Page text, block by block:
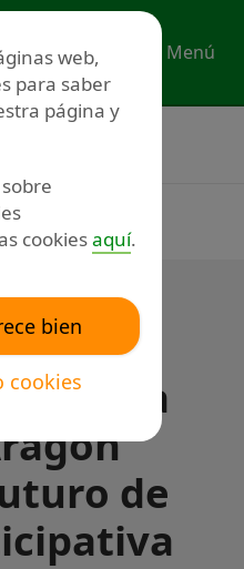
Menú
Plena
de
web,
para saber
página y
cookiesaquí.
bien
cookies